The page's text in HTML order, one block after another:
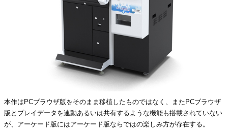
本作はPCブラウザ版をそのまま移植したものではなく、またPCブラウザ
版とプレイデータを連動あるいは共有するような機能も搭載されていない
が、アーケード版にはアーケード版ならではの楽しみ方が存在する。